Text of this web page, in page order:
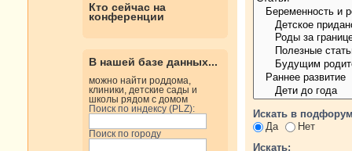
Кто сейчас на
конференции
В нашей базе данных...
можно найти роддома,
клиники, детские сады и
школы рядом с домом
Поиск по индексу (PLZ):
Поиск по городу
Искать в
Да
Нет
Искать: